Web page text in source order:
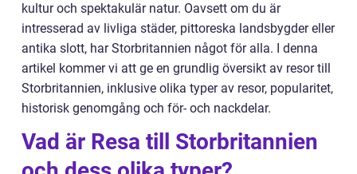
kultur och spektakulär natur. Oavsett om du är
intresserad av livliga städer, pittoreska landsbygder eller
antika slott, har Storbritannien något för alla. I denna
artikel kommer vi att ge en grundlig översikt av resor till
Storbritannien, inklusive olika typer av resor, popularitet,
historisk genomgång och för- och nackdelar.
Vad är Resa till Storbritannien